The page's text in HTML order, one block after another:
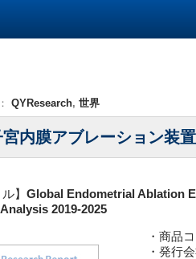
QYResearch,世界
内膜アブレーション装
ル】Global Endometrial Ablation
2019-2025
・商品
・発行